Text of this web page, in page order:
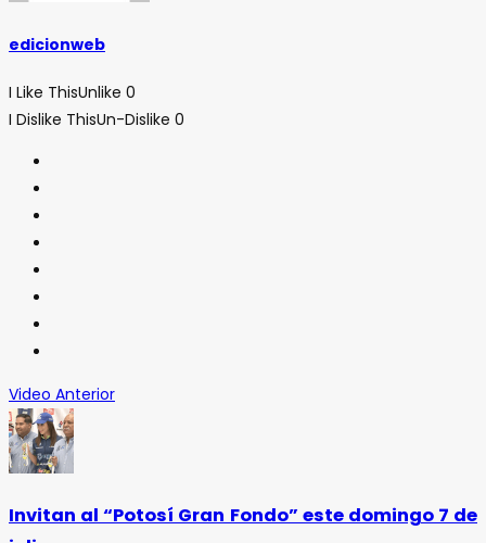
edicionweb
I Like ThisUnlike 0
I Dislike ThisUn-Dislike 0
Video Anterior
Invitan al “Potosí Gran Fondo” este domingo 7 de